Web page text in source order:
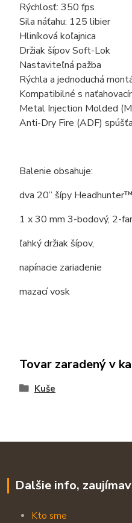
Rýchlosť: 350 fps
Sila náťahu: 125 libier
Hliníková koľajnica
Držiak šípov Soft-Lok
Nastaviteľná pažba
Rýchla a jednoduchá
Kompatibilné s
Metal Injection Molded
Anti-Dry Fire (ADF)
Balenie obsahuje:
dva 20” šípy
1 x 30 mm 3-bodový, 2-
ľahký držiak šípov,
napínacie zariadenie
mazací vosk
Tovar zaradený v
Kuše
Dalšie info,
Kto sme